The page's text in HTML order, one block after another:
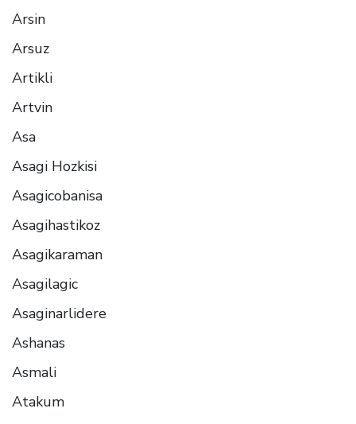
Arsin
Arsuz
Artikli
Artvin
Asa
Asagi Hozkisi
Asagicobanisa
Asagihastikoz
Asagikaraman
Asagilagic
Asaginarlidere
Ashanas
Asmali
Atakum